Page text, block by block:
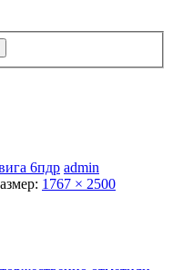
6пдр admin
1767 × 2500